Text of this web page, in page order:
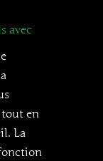
avec
tout en
La